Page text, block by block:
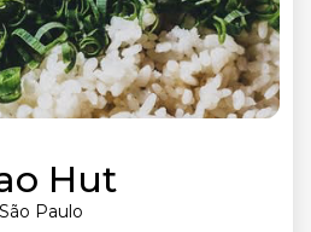
Hut
São Paulo